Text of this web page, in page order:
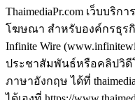
ThaimediaPr.com เว็บบริ
โฆษณา สำหรับองค์กรธุรกิ
Infinite Wire
ประชาสัมพันธ์หรือคลิปวิ
ภาษาอังกฤษ ได้ที่